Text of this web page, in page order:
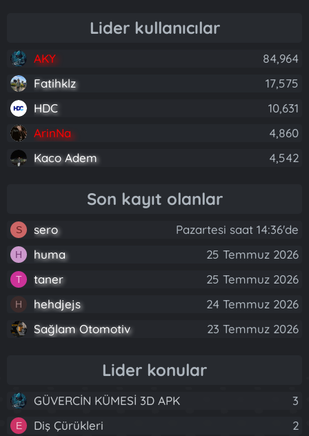
Lider kullanıcılar
AKY
84,964
Fatihklz
17,575
HDC
10,631
ArinNa
4,860
Kaco Adem
4,542
Son kayıt olanlar
S sero Pazartesi saat 14:36'de
H huma 25 Temmuz 2026
T taner 25 Temmuz 2026
H hehdjejs
24 Temmuz 2026
Sağlam Otomotiv
23 Temmuz 2026
Lider konular
GÜVERCİN KÜMESİ 3D APK 3
E Diş Çürükleri 2